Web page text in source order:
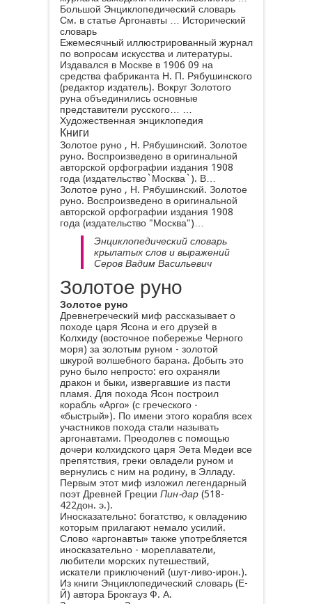
Большой Энциклопедический словарь
См. в статье Аргонавты … Исторический
словарь
Ежемесячный иллюстрированный журнал
по вопросам искусства и литературы.
Издавался в Москве в 1906 09 на
средства фабриканта Н. П. Рябушинского
(редактор издатель). Вокруг Золотого
руна объединились основные
представители русского… …
Художественная энциклопедия
Книги
Золотое руно , Н. Рябушинский. Золотое
руно. Воспроизведено в оригинальной
авторской орфографии издания 1908
года (издательство`Москва`). В…
Золотое руно , Н. Рябушинский. Золотое
руно. Воспроизведено в оригинальной
авторской орфографии издания 1908
года (издательство "Москва")…
Энциклопедический словарь
крылатых слов и выражений
Серов Вадим Васильевич
Золотое руно
Золотое руно
Древнегреческий миф рассказывает о
походе царя Ясона и его друзей в
Колхиду (восточное побережье Черного
моря) за золотым руном - золотой
шкурой волшебного барана. Добыть это
руно было непросто: его охраняли
дракон и быки, извергавшие из пасти
пламя. Для похода Ясон построил
корабль «Арго» (с греческого -
«быстрый»). По имени этого корабля всех
участников похода стали называть
аргонавтами. Преодолев с помощью
дочери колхидского царя Эета Медеи все
препятствия, греки овладели руном и
вернулись с ним на родину, в Элладу.
Первым этот миф изложил легендарный
поэт Древней Греции Пин-дар(518-
422дон. э.).
Иносказательно: богатство, к овладению
которым прилагают немало усилий.
Слово «аргонавты» также употребляется
иносказательно - мореплаватели,
любители морских путешествий,
искатели приключений (шут-ливо-ирон.).
Из книги Энциклопедический словарь (Е-
Й) автора Брокгауз Ф. А.